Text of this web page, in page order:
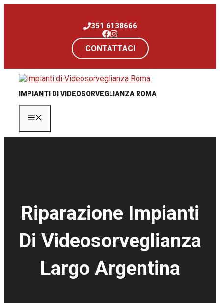
351 6138666
CONTATTACI
IMPIANTI DI VIDEOSORVEGLIANZA ROMA
Riparazione Impianti
Di Videosorveglianza
Largo Argentina